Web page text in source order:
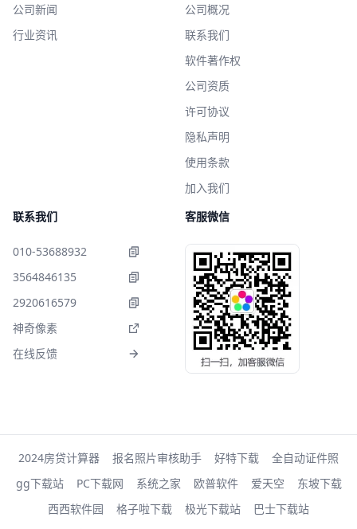
公司新闻
行业资讯
公司概况
联系我们
软件著作权
公司资质
许可协议
隐私声明
使用条款
加入我们
联系我们
010-53688932
3564846135
2920616579
神奇像素
在线反馈
客服微信
2024房贷计算器 报名照片审核助手 好特下载
全自动证件照
gg下载站
PC下载网 系统之家 欧普软件 爱天空
东坡下载
西西软件园
格子啦下载 极光下载站
巴士下载站